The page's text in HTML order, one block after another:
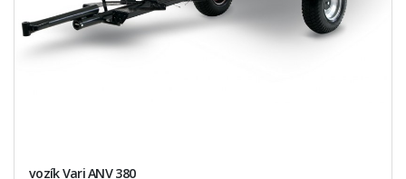
vozík Vari ANV 380